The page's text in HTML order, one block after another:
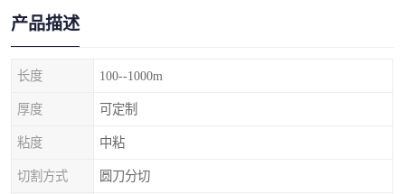
产品描述
长度 100--1000m
厚度 可定制
粘度 中粘
切割方式 圆刀分切